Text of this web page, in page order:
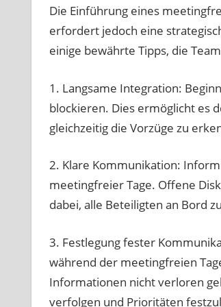
Die Einführung eines
erfordert jedoch eine
einige bewährte Tipps, die
1. Langsame Integration:
blockieren. Dies ermöglicht es
gleichzeitig die Vorzüge zu
2. Klare Kommunikation:
meetingfreier Tage. Offene
dabei, alle Beteiligten an Bord
3. Festlegung fester
während der meetingfreien
Informationen nicht verloren
verfolgen und Prioritäten